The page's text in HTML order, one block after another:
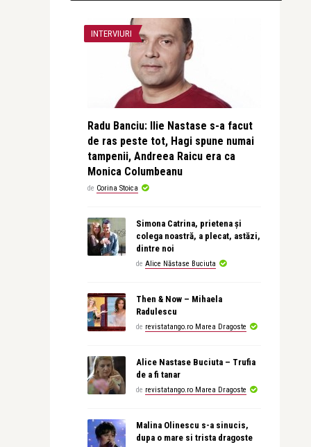
INTERVIURI
Radu Banciu: Ilie Nastase s-a facut
de ras peste tot, Hagi spune numai
tampenii, Andreea Raicu era ca
Monica Columbeanu
de Corina Stoica
Simona Catrina, prietena și
colega noastră, a plecat, astăzi,
dintre noi
de Alice Năstase Buciuta
Then & Now – Mihaela
Radulescu
de revistatango.ro Marea Dragoste
Alice Nastase Buciuta – Trufia
de a fi tanar
de revistatango.ro Marea Dragoste
Malina Olinescu s-a sinucis,
dupa o mare si trista dragoste